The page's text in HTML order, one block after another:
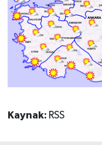
Kaynak: RSS